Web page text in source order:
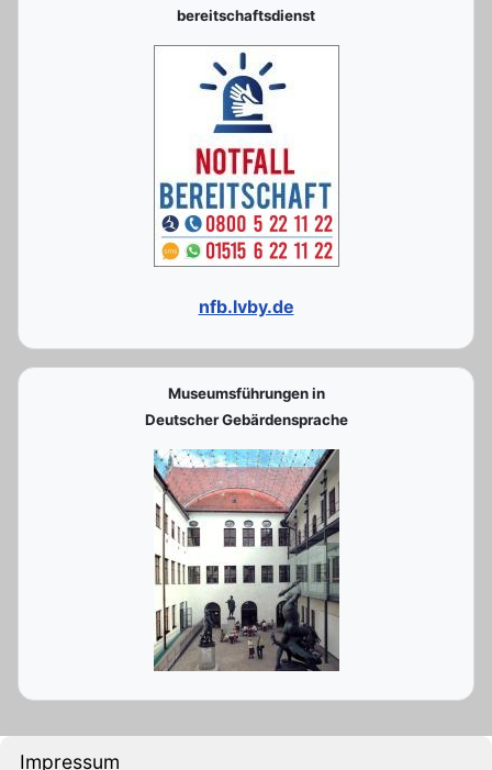
bereitschaftsdienst
nfb.lvby.de
Museumsführungen in
Deutscher Gebärdensprache
Impressum